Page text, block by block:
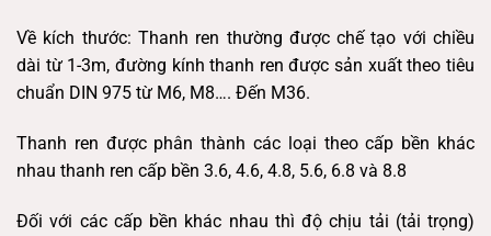
Về kích thước: Thanh ren thường được chế tạo với chiều
dài từ 1-3m, đường kính thanh ren được sản xuất theo tiêu
chuẩn DIN 975 từ M6, M8…. Đến M36.
Thanh ren được phân thành các loại theo cấp bền khác
nhau thanh ren cấp bền 3.6, 4.6, 4.8, 5.6, 6.8 và 8.8
Đối với các cấp bền khác nhau thì độ chịu tải (tải trọng)